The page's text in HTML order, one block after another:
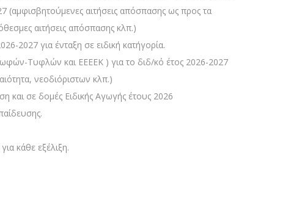
αιτήσεις απόσπασης ως προς τα
αιτήσεις απόσπασης κλπ.)
2027 για ένταξη σε ειδική κατήγορία.
Τυφλών και ΕΕΕΕΚ ) για το διδ/κό έτος 2026-2027
νεοδιόριστων κλπ.)
και σε δομές Ειδικής Αγωγής έτους 2026
κάθε εξέλιξη.